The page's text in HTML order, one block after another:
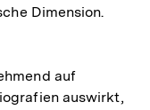
Auflösung
Dimension.
auf
auswirkt,